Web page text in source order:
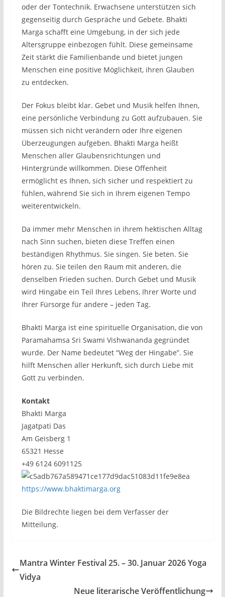
oder der Tontechnik. Erwachsene unterstützen sich
gegenseitig durch Gespräche und Gebete. Bhakti
Marga schafft eine Umgebung, in der sich jede
Altersgruppe einbezogen fühlt. Diese gemeinsame
Zeit stärkt die Familienbande und bietet jungen
Menschen eine positive Möglichkeit, ihren Glauben
zu entdecken.
Der Fokus bleibt klar. Gebet und Musik helfen Ihnen,
eine persönliche Verbindung zu Gott aufzubauen. Sie
müssen sich nicht verändern oder Ihre eigenen
Überzeugungen aufgeben. Bhakti Marga heißt
Menschen aller Glaubensrichtungen und
Hintergründe willkommen. Diese Offenheit
ermöglicht es Ihnen, sich sicher und respektiert zu
fühlen, während Sie sich in Ihrem eigenen Tempo
weiterentwickeln.
Da immer mehr Menschen in ihrem hektischen Alltag
nach Sinn suchen, bieten diese Treffen einen
beständigen Rhythmus. Sie singen. Sie beten. Sie
hören zu. Sie teilen den Raum mit anderen, die
denselben Frieden suchen. Durch Gebet und Musik
wird Hingabe ein Teil Ihres Lebens, Ihrer Worte und
Ihrer Fürsorge für andere – jeden Tag.
Bhakti Marga ist eine spirituelle Organisation, die von
Paramahamsa Sri Swami Vishwananda gegründet
wurde. Der Name bedeutet “Weg der Hingabe”. Sie
hilft Menschen aller Herkunft, sich durch Liebe mit
Gott zu verbinden.
Kontakt
Bhakti Marga
Jagatpati Das
Am Geisberg 1
65321 Hesse
+49 6124 6091125
https://www.bhaktimarga.org
Die Bildrechte liegen bei dem Verfasser der
Mitteilung.
Mantra Winter Festival 25. – 30. Januar 2026 Yoga
Vidya
Neue literarische Veröffentlichung